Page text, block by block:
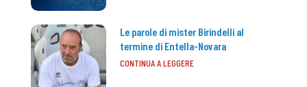
Le parole di mister Birindelli al
termine di Entella-Novara
CONTINUA A LEGGERE